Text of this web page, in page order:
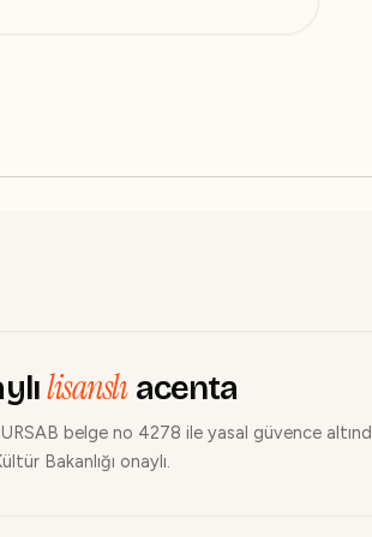
lisanslıacenta
belge no 4278 ile yasal güvence
Bakanlığı onaylı.